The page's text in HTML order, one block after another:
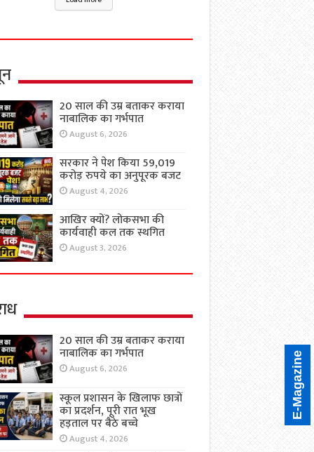
20 साल की उम्र बताकर कराया
नाबालिक का गर्भपात
August 6, 2026
सरकार ने पेश किया 59,019
करोड़ रुपये का अनुपूरक बजट
August 4, 2026
आखिर क्यों? लोकसभा की
कार्यवाही कल तक स्थगित
August 3, 2026
20 साल की उम्र बताकर कराया
नाबालिक का गर्भपात
August 6, 2026
स्कूल प्रशासन के खिलाफ छात्रों
का प्रदर्शन, पूरी रात भूख
हड़ताल पर बैठे बच्चे
August 4, 2026
E-Magazine